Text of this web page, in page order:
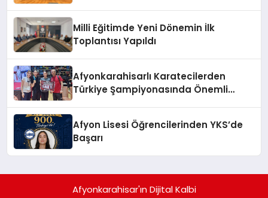
Milli Eğitimde Yeni Dönemin İlk
Toplantısı Yapıldı
Afyonkarahisarlı Karatecilerden
Türkiye Şampiyonasında Önemli
Afyon Lisesi Öğrencilerinden YKS’de
Başarı
Afyonkarahisar'ın Dijital Kalbi